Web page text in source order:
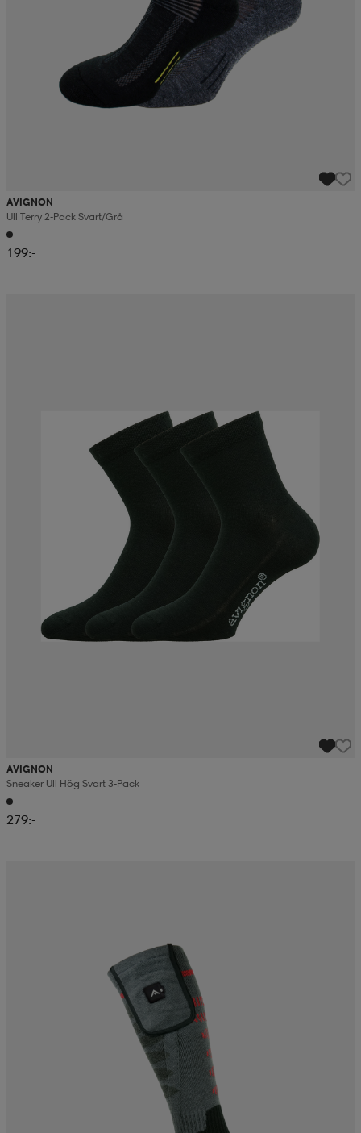
AVIGNON
Ull Terry 2-Pack Svart/grå
199:-
AVIGNON
Sneaker Ull Hög Svart 3-Pack
279:-